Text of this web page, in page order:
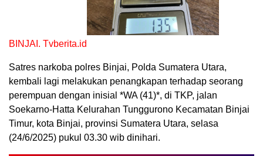
BINJAI. Tvberita.id
Satres narkoba polres Binjai, Polda Sumatera Utara,
kembali lagi melakukan penangkapan terhadap seorang
perempuan dengan inisial *WA (41)*, di TKP, jalan
Soekarno-Hatta Kelurahan Tunggurono Kecamatan Binjai
Timur, kota Binjai, provinsi Sumatera Utara, selasa
(24/6/2025) pukul 03.30 wib dinihari.